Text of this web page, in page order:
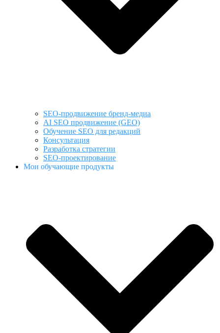
SEO-продвижение бренд-медиа
AI SEO продвижение (GEO)
Обучение SEO для редакций
Консультация
Разработка стратегии
SEO-проектирование
Мои обучающие продукты